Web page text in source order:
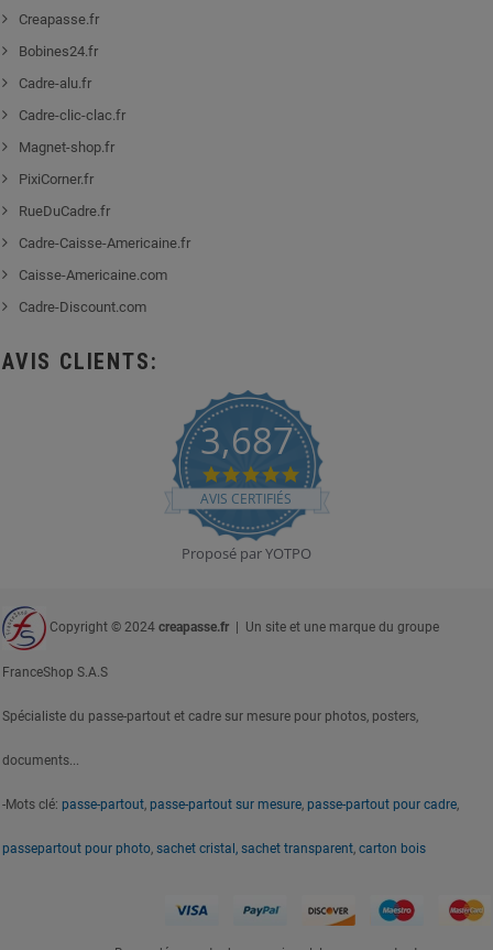
Creapasse.fr
Bobines24.fr
Cadre-alu.fr
Cadre-clic-clac.fr
Magnet-shop.fr
PixiCorner.fr
RueDuCadre.fr
Cadre-Caisse-Americaine.fr
Caisse-Americaine.com
Cadre-Discount.com
AVIS CLIENTS:
3,687
4.8
star
rating
AVIS CERTIFIÉS
Proposé par YOTPO
Copyright © 2024 creapasse.fr | Un site et une marque du groupe
FranceShop S.A.S
Spécialiste du passe-partout et cadre sur mesure pour photos, posters,
documents...
-Mots clé: passe-partout, passe-partout sur mesure, passe-partout pour cadre,
passepartout pour photo, sachet cristal, sachet transparent, carton bois